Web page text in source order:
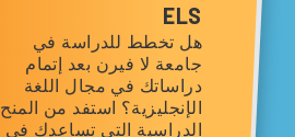
ELS
هل تخطط للدراسة في
جامعة لا فيرن بعد إتمام
دراساتك في مجال اللغة
الإنجليزية؟ استفد من المنح
الدراسية التي تساعدك في